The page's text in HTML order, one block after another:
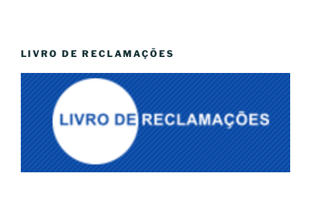
LIVRO DE RECLAMAÇÕES